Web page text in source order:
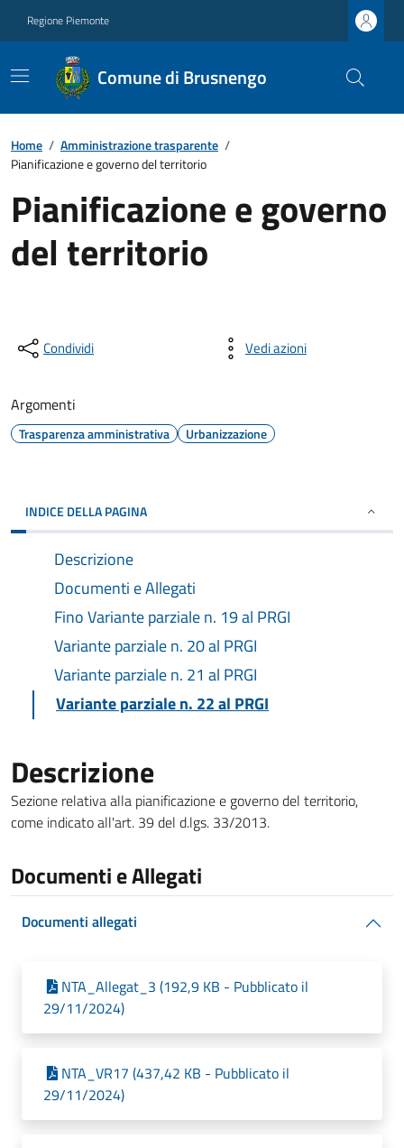
Regione Piemonte
Comune di Brusnengo
Home / Amministrazione trasparente /
Pianificazione e governo del territorio
Pianificazione e governo
del territorio
Condividi Vedi azioni
Argomenti
Trasparenza amministrativa Urbanizzazione
INDICE DELLA PAGINA
Descrizione
Documenti e Allegati
Fino Variante parziale n. 19 al PRGI
Variante parziale n. 20 al PRGI
Variante parziale n. 21 al PRGI
Variante parziale n. 22 al PRGI
Descrizione
Sezione relativa alla pianificazione e governo del territorio,
come indicato all'art. 39 del d.lgs. 33/2013.
Documenti e Allegati
Documenti allegati
NTA_Allegat_3 (192,9 KB - Pubblicato il
29/11/2024)
NTA_VR17 (437,42 KB - Pubblicato il
29/11/2024)